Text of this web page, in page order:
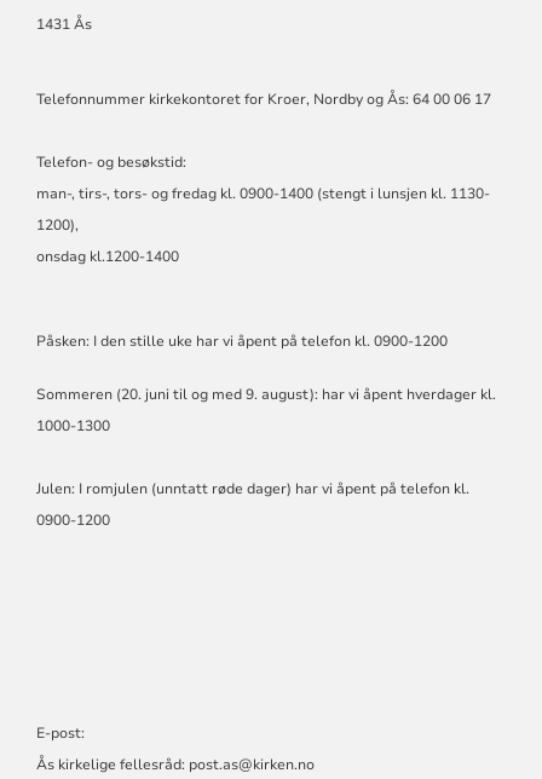
1431 Ås
Telefonnummer kirkekontoret for Kroer, Nordby og Ås: 64 00 06 17
Telefon- og besøkstid:
man-, tirs-, tors- og fredag kl. 0900-1400 (stengt i lunsjen kl. 1130-
1200),
onsdag kl.1200-1400
Påsken: I den stille uke har vi åpent på telefon kl. 0900-1200
Sommeren (20. juni til og med 9. august): har vi åpent hverdager kl.
1000-1300
Julen: I romjulen (unntatt røde dager) har vi åpent på telefon kl.
0900-1200
E-post:
Ås kirkelige fellesråd: post.as@kirken.no